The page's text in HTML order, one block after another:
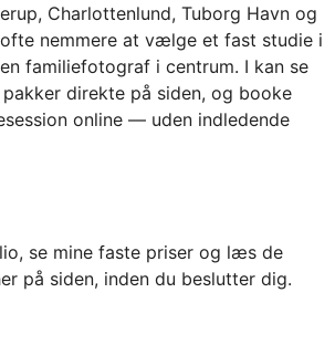
Charlottenlund, Tuborg Havn og
nemmere at vælge et fast studie i
familiefotograf i centrum. I kan se
direkte på siden, og booke
online — uden indledende
se mine faste priser og læs de
på siden, inden du beslutter dig.